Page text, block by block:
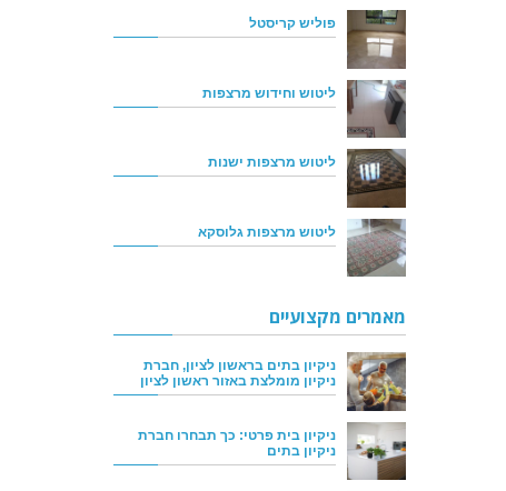
פוליש קריסטל
ליטוש וחידוש מרצפות
ליטוש מרצפות ישנות
ליטוש מרצפות גלוסקא
מאמרים מקצועיים
ניקיון בתים בראשון לציון, חברת
ניקיון מומלצת באזור ראשון לציון
ניקיון בית פרטי: כך תבחרו חברת
ניקיון בתים